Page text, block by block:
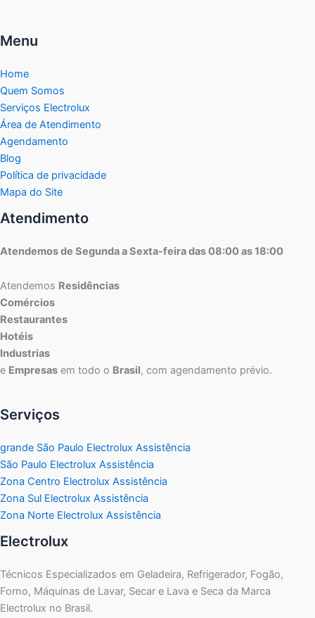
Menu
Home
Quem Somos
Serviços Electrolux
Área de Atendimento
Agendamento
Blog
Política de privacidade
Mapa do Site
Atendimento
Atendemos de Segunda a Sexta-feira das 08:00 as 18:00
Atendemos Residências
Comércios
Restaurantes
Hotéis
Industrias
e Empresas em todo o Brasil, com agendamento prévio.
Serviços
grande São Paulo Electrolux Assistência
São Paulo Electrolux Assistência
Zona Centro Electrolux Assistência
Zona Sul Electrolux Assistência
Zona Norte Electrolux Assistência
Electrolux
Técnicos Especializados em Geladeira, Refrigerador, Fogão,
Forno, Máquinas de Lavar, Secar e Lava e Seca da Marca
Electrolux no Brasil.